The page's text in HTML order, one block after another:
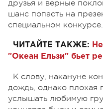
друзья и верные
шанс попасть на
специальном конкурсе.
ЧИТАЙТЕ ТАКЖЕ:
"Океан Ельзи" бьет
К слову, накануне
дождь, однако плохая
услышать любимую